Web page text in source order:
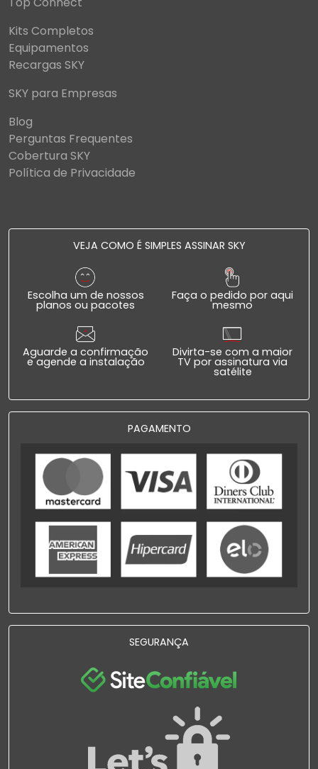
Kits Completos
Equipamentos
Recargas SKY
SKY para Empresas
Blog
Perguntas Frequentes
Cobertura SKY
Política de Privacidade
VEJA COMO É SIMPLES ASSINAR SKY
Escolha um de nossos
planos ou pacotes
Faça o pedido por aqui
mesmo
Aguarde a confirmação
e agende a instalação
Divirta-se com a maior
TV por assinatura via
satélite
PAGAMENTO
SEGURANÇA